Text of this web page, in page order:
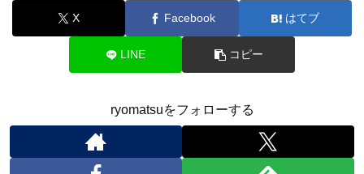
X Facebook はてブ
LINE コピー
ryomatsuをフォローする